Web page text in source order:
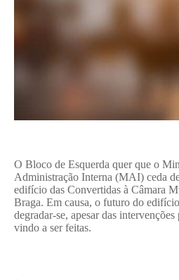
O Bloco de Esquerda quer que o
Administração Interna (MAI) ceda
edifício das Convertidas à Câmara
Braga. Em causa, o futuro do
degradar-se, apesar das
vindo a ser feitas.